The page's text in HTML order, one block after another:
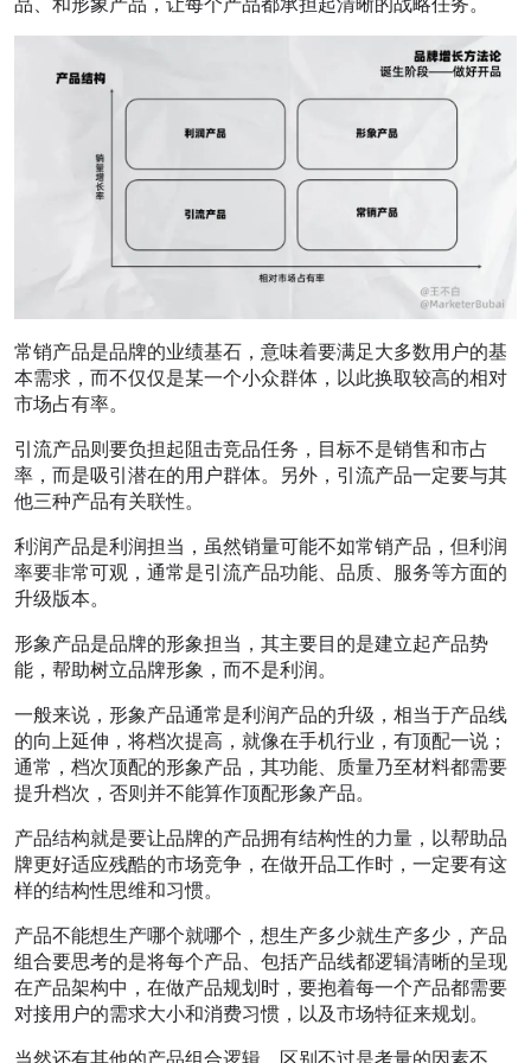
常销产品是品牌的业绩基石，意味着要满足大多数用户的基
本需求，而不仅仅是某一个小众群体，以此换取较高的相对
市场占有率。
引流产品则要负担起阻击竞品任务，目标不是销售和市占
率，而是吸引潜在的用户群体。另外，引流产品一定要与其
他三种产品有关联性。
利润产品是利润担当，虽然销量可能不如常销产品，但利润
率要非常可观，通常是引流产品功能、品质、服务等方面的
升级版本。
形象产品是品牌的形象担当，其主要目的是建立起产品势
能，帮助树立品牌形象，而不是利润。
一般来说，形象产品通常是利润产品的升级，相当于产品线
的向上延伸，将档次提高，就像在手机行业，有顶配一说；
通常，档次顶配的形象产品，其功能、质量乃至材料都需要
提升档次，否则并不能算作顶配形象产品。
产品结构就是要让品牌的产品拥有结构性的力量，以帮助品
牌更好适应残酷的市场竞争，在做开品工作时，一定要有这
样的结构性思维和习惯。
产品不能想生产哪个就哪个，想生产多少就生产多少，产品
组合要思考的是将每个产品、包括产品线都逻辑清晰的呈现
在产品架构中，在做产品规划时，要抱着每一个产品都需要
对接用户的需求大小和消费习惯，以及市场特征来规划。
当然还有其他的产品组合逻辑，区别不过是考量的因素不